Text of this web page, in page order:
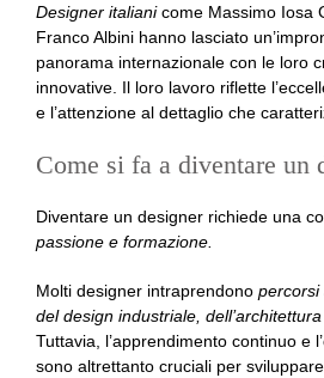
Designer italianicome Massimo Iosa
Franco Albini hanno lasciato
panorama internazionale con le loro
innovative. Il loro lavoro riflette
e l’attenzione al dettaglio che
Come si fa a diventare un
Diventare un designer richiede una
passione e formazione.
Molti designer intraprendono percorsi
del design industriale,
Tuttavia, l’apprendimento continuo e
sono altrettanto cruciali per